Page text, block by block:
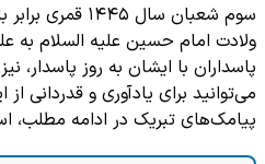
ولادت امام حسین علیه السلام
پاسداران با ایشان به روز پاسدار،
می‌توانید برای یادآوری و قدردانی از
پیامک‌های تبریک در ادامه مطلب،